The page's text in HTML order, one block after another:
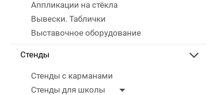
Аппликации на стёкла
Вывески. Таблички
Выставочное оборудование
Стенды
Стенды с карманами
Стенды для школы